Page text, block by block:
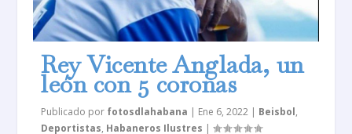
Rey Vicente Anglada, un
león con 5 coronas
Publicado por fotosdlahabana | Ene 6, 2022 | Beisbol,
Deportistas, Habaneros Ilustres |